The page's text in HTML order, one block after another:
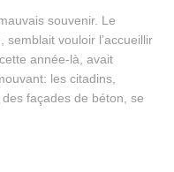
souvenir. Le
vouloir l’accueillir
année-là, avait
les citadins,
façades de béton, se